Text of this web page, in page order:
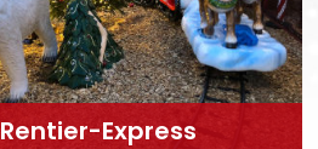
Rentier-Express